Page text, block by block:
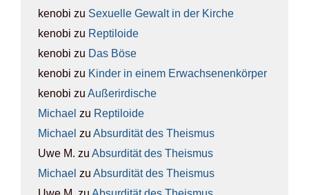
kenobi zu Sexu­el­le Gewalt in der Kir­che
kenobi zu Rep­ti­lo­ide
kenobi zu Das Böse
kenobi zu Kin­der in einem Erwach­se­nen­kör­per
kenobi zu Außer­ir­di­sche
Michael zu Rep­ti­lo­ide
Michael zu Absur­di­tät des The­is­mus
Uwe M. zu Absur­di­tät des The­is­mus
Michael zu Absur­di­tät des The­is­mus